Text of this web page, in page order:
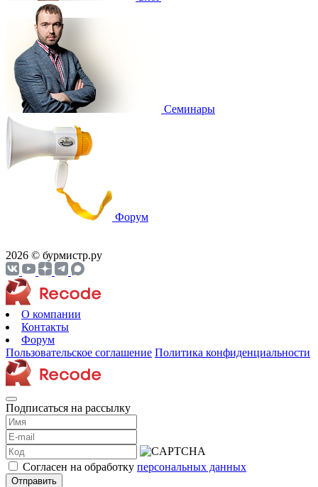
Cеминары
Форум
2026 © бурмистр.ру
О компании
Контакты
Форум
Пользовательское соглашение Политика конфиденциальности
Подписаться на рассылку
Согласен на обработку персональных данных
Отправить